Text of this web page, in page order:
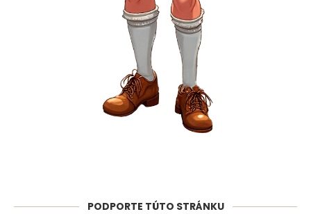
PODPORTE TÚTO STRÁNKU